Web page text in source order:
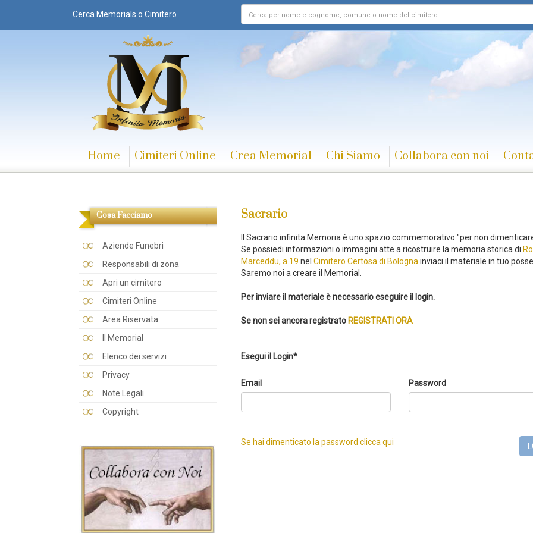
Cerca Memorials o Cimitero
Home Cimiteri Online Crea Memorial Chi Siamo Collabora con noi
Cosa Facciamo
Aziende Funebri
Responsabili di zona
Apri un cimitero
Cimiteri Online
Area Riservata
Il Memorial
Elenco dei servizi
Privacy
Note Legali
Copyright
Sacrario
Il Sacrario infinita Memoria è uno spazio commemorativo "per non
Se possiedi informazioni o immagini atte a ricostruire la memoria storica di
Marceddu, a.19 nel Cimitero Certosa di Bologna inviaci il materiale in tuo
Saremo noi a creare il Memorial.
Per inviare il materiale è necessario eseguire il login.
Se non sei ancora registrato REGISTRATI ORA
Esegui il Login*
Email Password
Se hai dimenticato la password clicca qui